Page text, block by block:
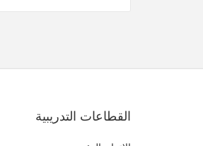
القطاعات التدريبية